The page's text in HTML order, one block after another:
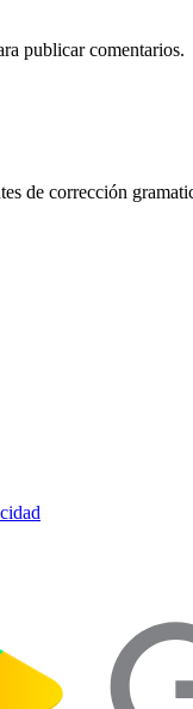
publicar comentarios.
de corrección